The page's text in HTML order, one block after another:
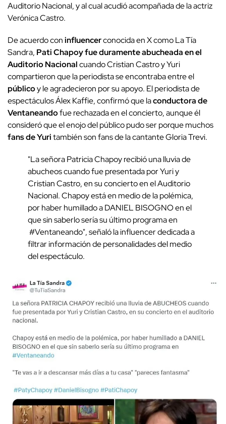
Auditorio Nacional, y al cual acudió acompañada de la actriz
Verónica Castro.
De acuerdo coninfluencerconocida en X como La Tía
Sandra, Pati Chapoy fue duramente abucheada en el
Auditorio Nacionalcuando Cristian Castro y Yuri
compartieron que la periodista se encontraba entre el
públicoy le agradecieron por su apoyo. El periodista de
espectáculos Álex Kaffie, confirmó que laconductora de
Ventaneandofue rechazada en el concierto, aunque él
consideró que el enojo del público pudo ser porque muchos
fans de Yuritambién son fans de la cantante Gloria Trevi.
"La señora Patricia Chapoy recibió una lluvia de
abucheos cuando fue presentada por Yuri y
Cristian Castro, en su concierto en el Auditorio
Nacional. Chapoy está en medio de la polémica,
por haber humillado a DANIEL BISOGNO en el
que sin saberlo sería su último programa en
#Ventaneando", señaló la influencer dedicada a
filtrar información de personalidades del medio
del espectáculo.